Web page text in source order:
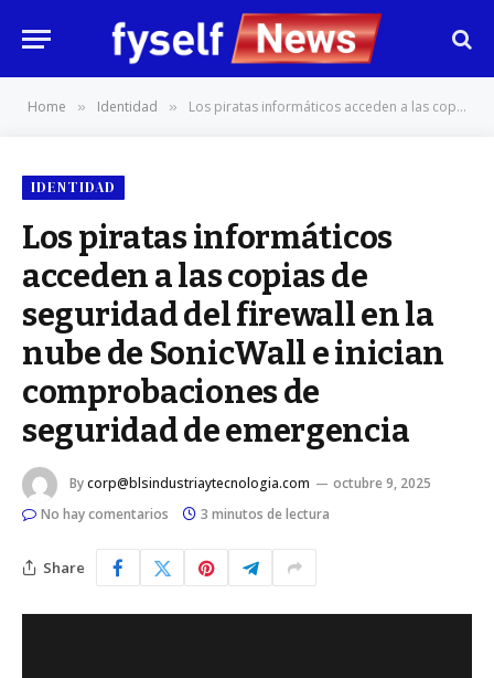
Home » Identidad » Los piratas informáticos acceden a las copias de seguridad del firewall en la nube de SonicWall e inician comprobaciones de seguridad de emergencia
IDENTIDAD
Los piratas informáticos
acceden a las copias de
seguridad del firewall en la
nube de SonicWall e inician
comprobaciones de
seguridad de emergencia
Bycorp@blsindustriaytecnologia.com
octubre 9, 2025
No hay comentarios
3 minutos de lectura
Share